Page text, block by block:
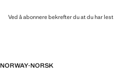
Ved å abonnere bekrefter du at du har lest
NORWAY·NORSK